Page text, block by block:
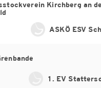
Kirchberg an
ASKÖ ESV
1. EV